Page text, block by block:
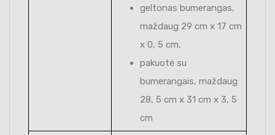
geltonas bumerangas,
maždaug 29 cm x 17 cm
x 0, 5 cm,
pakuotė su
bumerangais, maždaug
28, 5 cm x 31 cm x 3, 5
cm